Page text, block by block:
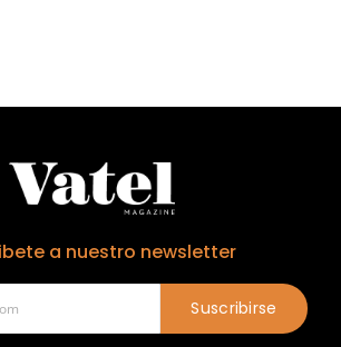
a nuestro newsletter
Suscribirse